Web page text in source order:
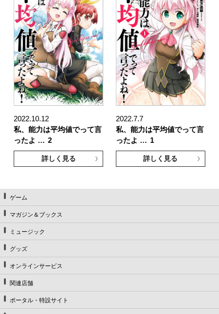
2022.10.12
私、能力は平均値でって言
ったよ … 2
詳しく見る
2022.7.7
私、能力は平均値でって言
ったよ … 1
詳しく見る
ゲーム
マガジン＆ブックス
ミュージック
グッズ
オンラインサービス
関連店舗
ポータル・特設サイト